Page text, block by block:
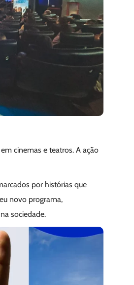
cinemas e teatros. A ação
por histórias que
novo programa,
sociedade.